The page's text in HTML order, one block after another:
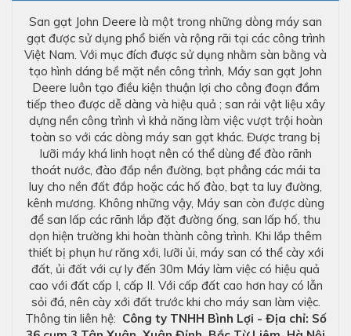
San gạt John Deere là một trong những dòng máy san
gạt được sử dụng phổ biến và rộng rãi tại các công trình
Việt Nam. Với mục đích được sử dụng nhằm sàn bằng và
tạo hình dáng bề mặt nền công trình, Máy san gạt John
Deere luôn tạo điều kiện thuận lợi cho công đoạn đầm
tiếp theo được dễ dàng và hiệu quả ; san rải vật liệu xây
dựng nền công trình vì khả năng làm việc vượt trội hoàn
toàn so với các dòng máy san gạt khác. Được trang bị
lưỡi máy khá linh hoạt nên có thể dùng để đào rãnh
thoát nước, đào đắp nền đường, bạt phẳng các mái ta
luy cho nền đất đắp hoặc các hố đào, bạt ta luy đường,
kênh mương. Không những vậy, Máy san còn được dùng
để san lấp các rãnh lắp đặt đường ống, san lấp hố, thu
dọn hiện trường khi hoàn thành công trình. Khi lắp thêm
thiết bị phụn hư răng xới, lưỡi ủi, máy san có thể cày xới
đất, ủi đất với cự ly đến 30m Máy làm việc có hiệu quả
cao với đất cấp I, cấp II. Với cấp đất cao hơn hay có lẫn
sỏi đá, nên cày xới đất trước khi cho máy san làm việc.
Thông tin liên hệ: Công ty TNHH Bình Lợi - Địa chỉ: Số